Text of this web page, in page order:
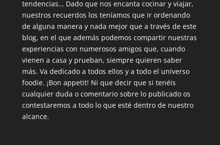
tendencias… Dado que nos encanta cocinar y viajar,
nuestros recuerdos los teníamos que ir ordenando
de alguna manera y nada mejor que a través de este
blog, en el que además podemos compartir nuestras
experiencias con numerosos amigos que, cuando
vienen a casa y prueban, siempre quieren saber
más. Va dedicado a todos ellos y a todo el universo
foodie. ¡Bon appetit! Ni que decir que si tenéis
cualquier duda o comentario sobre lo publicado os
contestaremos a todo lo que esté dentro de nuestro
alcance.